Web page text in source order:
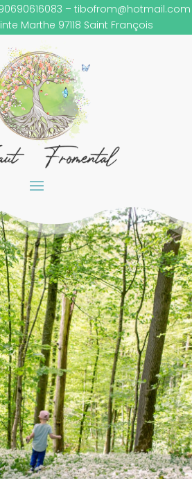
– tibofrom@hotmail.com
Marthe 97118 Saint François